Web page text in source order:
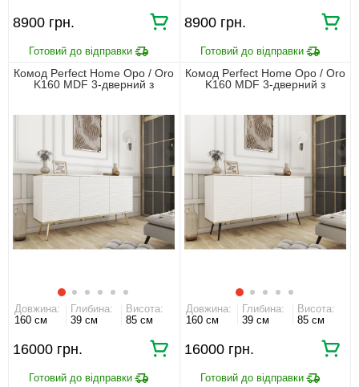
8900 грн. 8900 грн.
Комод Perfect Home Оро / Oro
K160 MDF 3-дверний з
Довжина:
160 см
Глибина:
39 см
Висота:
85 см
16000 грн.
Комод Perfect Home Оро / Oro
K160 MDF 3-дверний з
Довжина:
160 см
Глибина:
39 см
Висота:
85 см
16000 грн.